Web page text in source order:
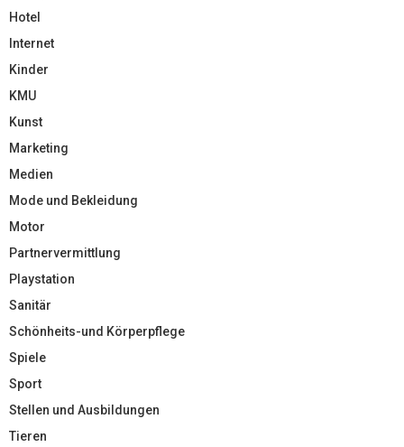
Hotel
Internet
Kinder
KMU
Kunst
Marketing
Medien
Mode und Bekleidung
Motor
Partnervermittlung
Playstation
Sanitär
Schönheits-und Körperpflege
Spiele
Sport
Stellen und Ausbildungen
Tieren